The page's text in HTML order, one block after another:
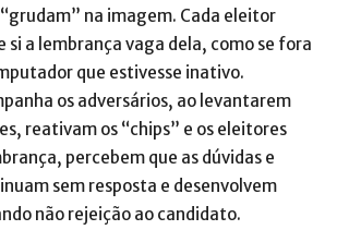
na imagem. Cada eleitor
si a lembrança vaga dela, como se fora
que estivesse inativo.
os adversários, ao levantarem
reativam os “chips” e os eleitores
percebem que as dúvidas e
sem resposta e desenvolvem
não rejeição ao candidato.